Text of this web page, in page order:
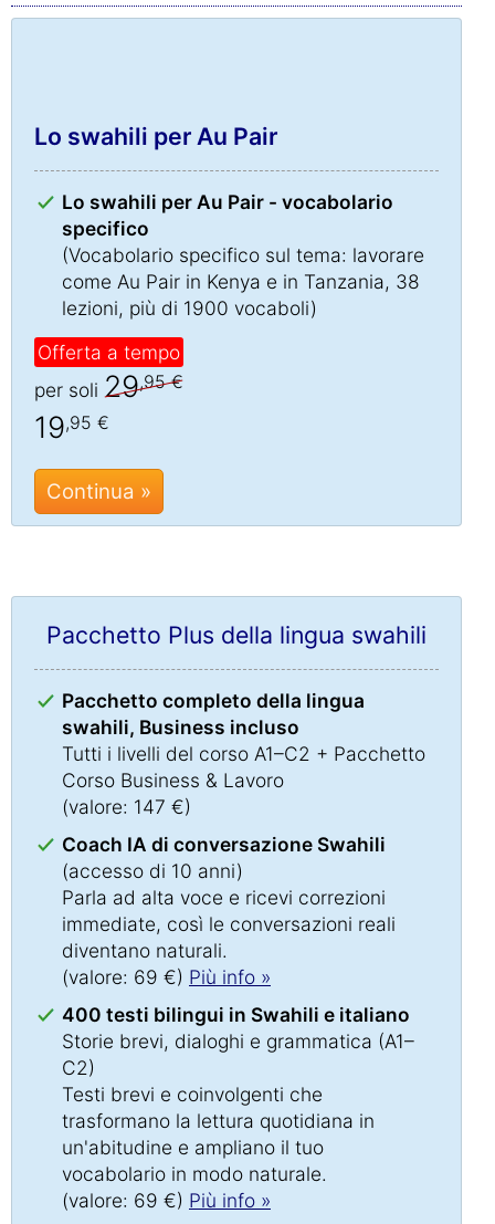
Lo swahili per Au Pair
Lo swahili per Au Pair - vocabolario
specifico
(Vocabolario specifico sul tema: lavorare
come Au Pair in Kenya e in Tanzania, 38
lezioni, più di 1900 vocaboli)
Offerta a tempo
per soli 29,95 €
19,95 €
Continua »
Pacchetto Plus della lingua swahili
Pacchetto completo della lingua
swahili, Business incluso
Tutti i livelli del corso A1–C2 + Pacchetto
Corso Business & Lavoro
(valore: 147 €)
Coach IA di conversazione Swahili
(accesso di 10 anni)
Parla ad alta voce e ricevi correzioni
immediate, così le conversazioni reali
diventano naturali.
(valore: 69 €) Più info »
400 testi bilingui in Swahili e italiano
Storie brevi, dialoghi e grammatica (A1–
C2)
Testi brevi e coinvolgenti che
trasformano la lettura quotidiana in
un'abitudine e ampliano il tuo
vocabolario in modo naturale.
(valore: 69 €) Più info »